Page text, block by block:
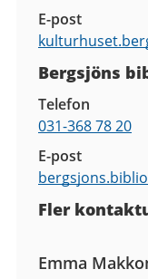
E-post
Bergsjöns
Telefon
031-368 78 20
E-post
Fler
Emma